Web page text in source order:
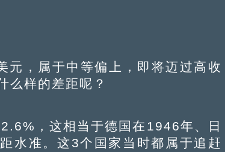
，属于中等偏上，即将迈过高收
么样的差距呢？
，这相当于德国在1946年、日
水准。这3个国家当时都属于追赶